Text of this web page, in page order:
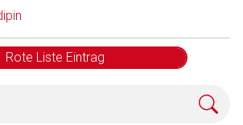
Rote Liste Eintrag
Link öffnet eine externe Web-
der externen Web-Seite ist deren